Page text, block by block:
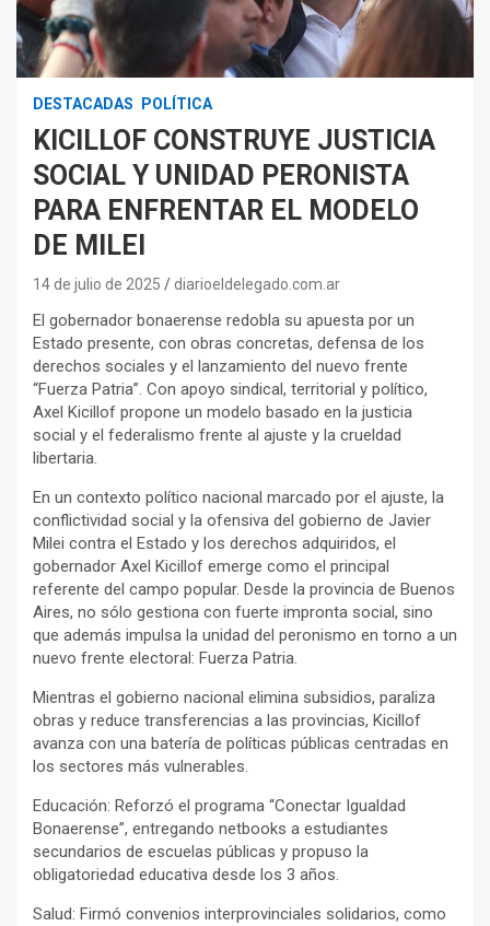
DESTACADAS POLÍTICA
KICILLOF CONSTRUYE JUSTICIA
SOCIAL Y UNIDAD PERONISTA
PARA ENFRENTAR EL MODELO
DE MILEI
14 de julio de 2025 diarioeldelegado.com.ar
El gobernador bonaerense redobla su apuesta por un
Estado presente, con obras concretas, defensa de los
derechos sociales y el lanzamiento del nuevo frente
“Fuerza Patria”. Con apoyo sindical, territorial y político,
Axel Kicillof propone un modelo basado en la justicia
social y el federalismo frente al ajuste y la crueldad
libertaria.
En un contexto político nacional marcado por el ajuste, la
conflictividad social y la ofensiva del gobierno de Javier
Milei contra el Estado y los derechos adquiridos, el
gobernador Axel Kicillof emerge como el principal
referente del campo popular. Desde la provincia de Buenos
Aires, no sólo gestiona con fuerte impronta social, sino
que además impulsa la unidad del peronismo en torno a un
nuevo frente electoral: Fuerza Patria.
Mientras el gobierno nacional elimina subsidios, paraliza
obras y reduce transferencias a las provincias, Kicillof
avanza con una batería de políticas públicas centradas en
los sectores más vulnerables.
Educación: Reforzó el programa “Conectar Igualdad
Bonaerense”, entregando netbooks a estudiantes
secundarios de escuelas públicas y propuso la
obligatoriedad educativa desde los 3 años.
Salud: Firmó convenios interprovinciales solidarios, como